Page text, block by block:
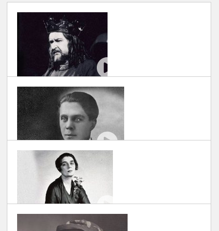
#EROIUITATI: GEORGE CALBOREANU
SCRIS DE DOCUART| 30/11/2018
#EROIUITATI: VASILE CRAIU
SCRIS DE DOCUART| 30/11/2018